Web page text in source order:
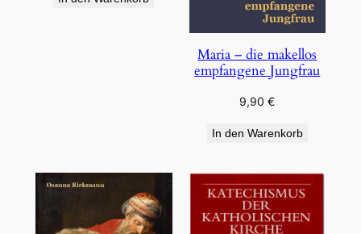
Maria – die makellos
empfangene Jungfrau
9,90€
In den Warenkorb